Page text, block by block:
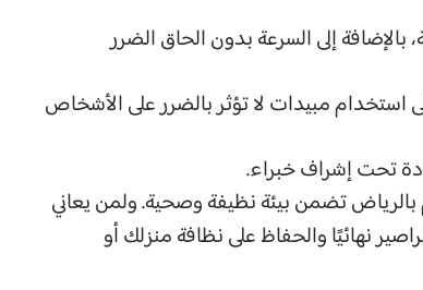
إلى السرعة بدون الحاق الضرر
مبيدات لا تؤثر بالضرر على الأشخاص
تحت إشراف خبراء.
تضمن بيئة نظيفة وصحية. ولمن يعاني
نهائيًا والحفاظ على نظافة منزلك أو